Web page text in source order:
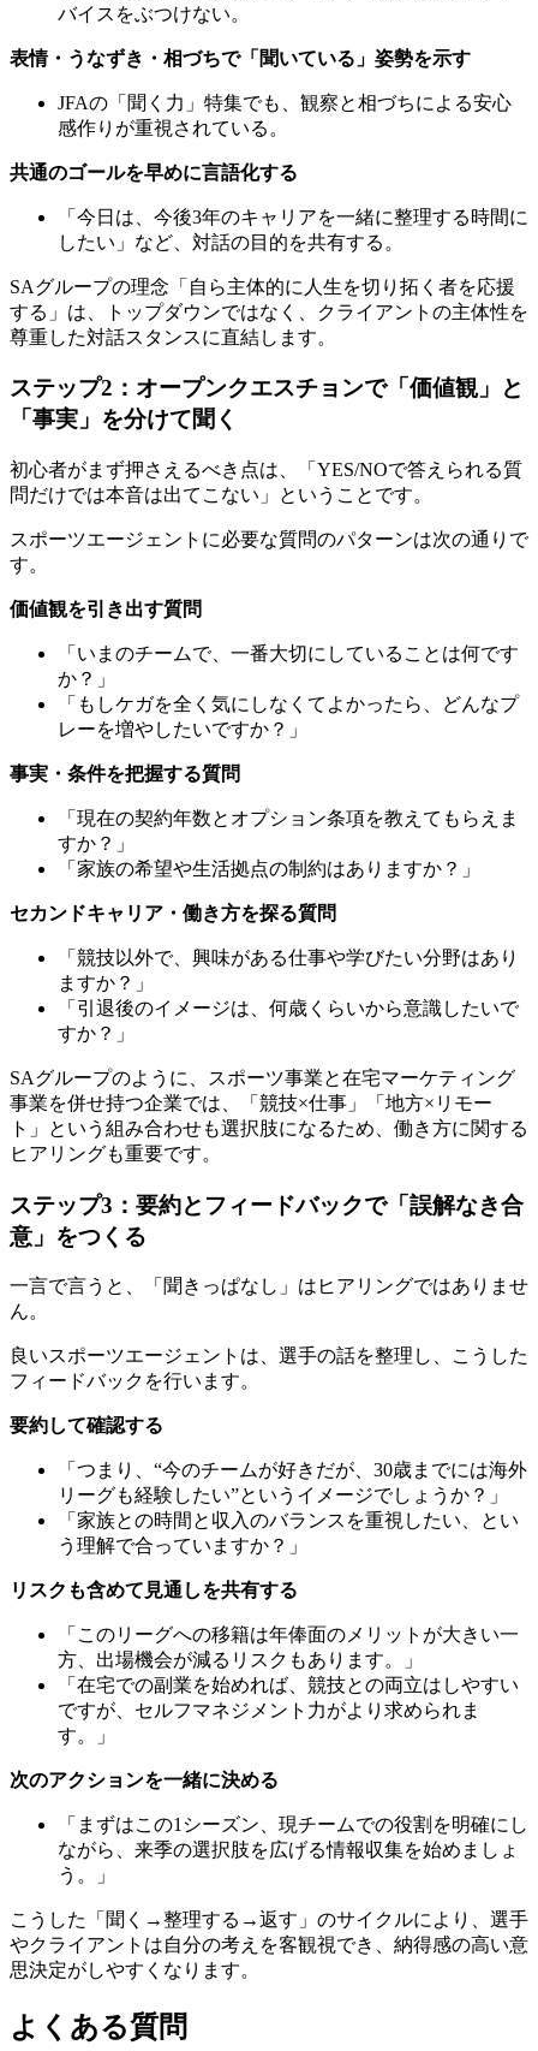
バイスをぶつけない。
表情・うなずき・相づちで「聞いている」姿勢を示す
JFAの「聞く力」特集でも、観察と相づちによる安心
感作りが重視されている。
共通のゴールを早めに言語化する
「今日は、今後3年のキャリアを一緒に整理する時間に
したい」など、対話の目的を共有する。
SAグループの理念「自ら主体的に人生を切り拓く者を応援
する」は、トップダウンではなく、クライアントの主体性を
尊重した対話スタンスに直結します。
ステップ2：オープンクエスチョンで「価値観」と
「事実」を分けて聞く
初心者がまず押さえるべき点は、「YES/NOで答えられる質
問だけでは本音は出てこない」ということです。
スポーツエージェントに必要な質問のパターンは次の通りで
す。
価値観を引き出す質問
「いまのチームで、一番大切にしていることは何です
か？」
「もしケガを全く気にしなくてよかったら、どんなプ
レーを増やしたいですか？」
事実・条件を把握する質問
「現在の契約年数とオプション条項を教えてもらえま
すか？」
「家族の希望や生活拠点の制約はありますか？」
セカンドキャリア・働き方を探る質問
「競技以外で、興味がある仕事や学びたい分野はあり
ますか？」
「引退後のイメージは、何歳くらいから意識したいで
すか？」
SAグループのように、スポーツ事業と在宅マーケティング
事業を併せ持つ企業では、「競技×仕事」「地方×リモー
ト」という組み合わせも選択肢になるため、働き方に関する
ヒアリングも重要です。
ステップ3：要約とフィードバックで「誤解なき合
意」をつくる
一言で言うと、「聞きっぱなし」はヒアリングではありませ
ん。
良いスポーツエージェントは、選手の話を整理し、こうした
フィードバックを行います。
要約して確認する
「つまり、“今のチームが好きだが、30歳までには海外
リーグも経験したい”というイメージでしょうか？」
「家族との時間と収入のバランスを重視したい、とい
う理解で合っていますか？」
リスクも含めて見通しを共有する
「このリーグへの移籍は年俸面のメリットが大きい一
方、出場機会が減るリスクもあります。」
「在宅での副業を始めれば、競技との両立はしやすい
ですが、セルフマネジメント力がより求められま
す。」
次のアクションを一緒に決める
「まずはこの1シーズン、現チームでの役割を明確にし
ながら、来季の選択肢を広げる情報収集を始めましょ
う。」
こうした「聞く→整理する→返す」のサイクルにより、選手
やクライアントは自分の考えを客観視でき、納得感の高い意
思決定がしやすくなります。
よくある質問